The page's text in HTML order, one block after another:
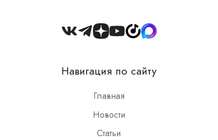
Join
Slack
Навигация по сайту
Главная
Новости
Статьи